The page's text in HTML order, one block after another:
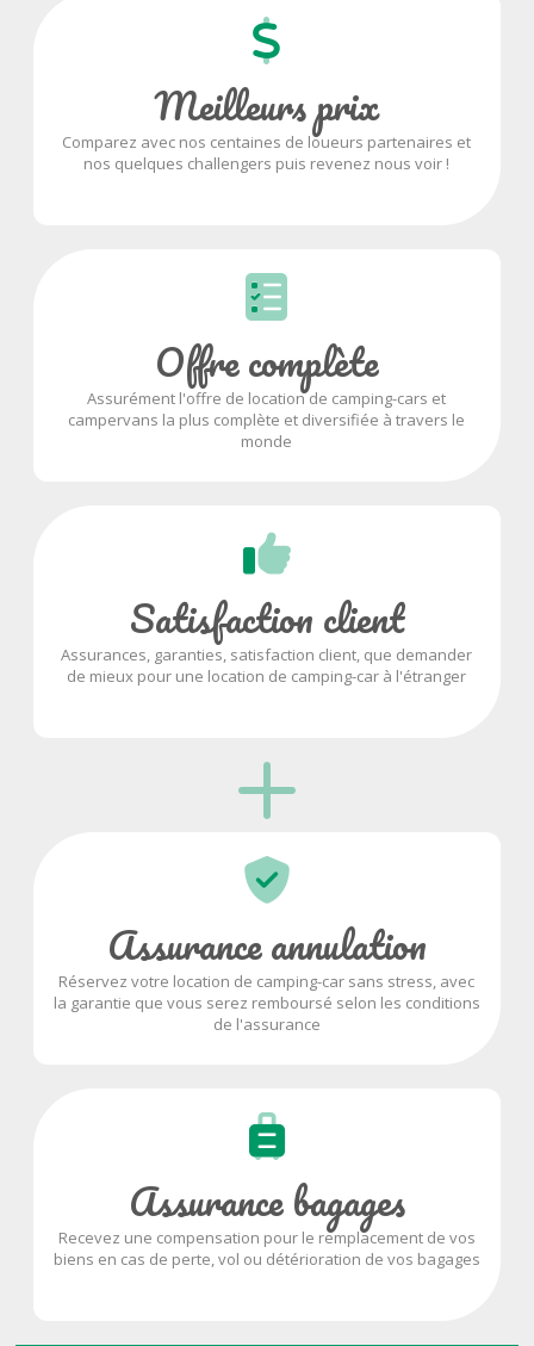
Meilleurs prix
Comparez avec nos centaines de loueurs partenaires et
nos quelques challengers puis revenez nous voir !
Offre complète
Assurément l'offre de location de camping-cars et
campervans la plus complète et diversifiée à travers le
monde
Satisfaction client
Assurances, garanties, satisfaction client, que demander
de mieux pour une location de camping-car à l'étranger
Assurance annulation
Réservez votre location de camping-car sans stress, avec
la garantie que vous serez remboursé selon les conditions
de l'assurance
Assurance bagages
Recevez une compensation pour le remplacement de vos
biens en cas de perte, vol ou détérioration de vos bagages